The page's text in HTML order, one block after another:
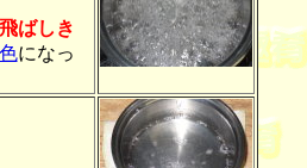
ばしき
になっ